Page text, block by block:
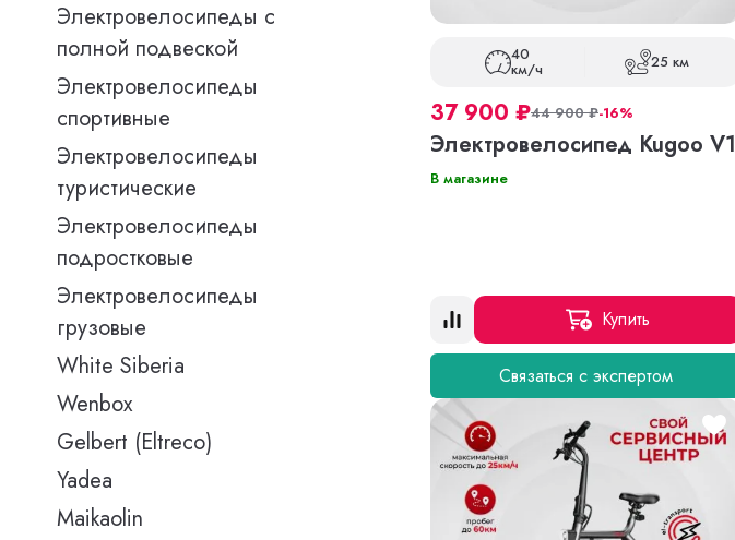
Электровелосипеды с
полной подвеской
Электровелосипеды
спортивные
Электровелосипеды
туристические
Электровелосипеды
подростковые
Электровелосипеды
грузовые
White Siberia
Wenbox
Gelbert (Eltreco)
Yadea
Maikaolin
40
км/ч 25 км
37 900 ₽44 900₽-16%
Электровелосипед Kugoo V1
В магазине
Купить
Связаться с экспертом